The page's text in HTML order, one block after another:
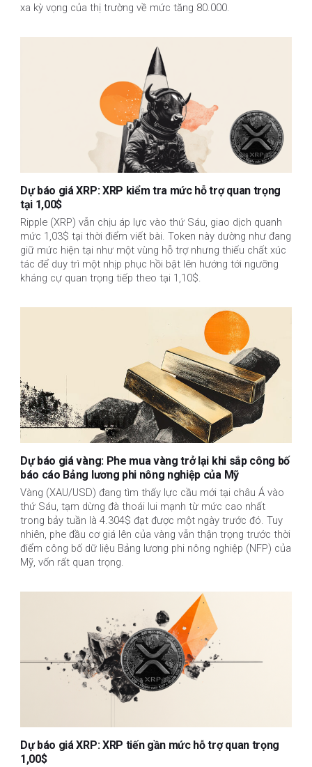
xa kỳ vọng của thị trường về mức tăng 80.000.
Dự báo giá XRP: XRP kiểm tra mức hỗ trợ quan trọng
tại 1,00$
Ripple (XRP) vẫn chịu áp lực vào thứ Sáu, giao dịch quanh
mức 1,03$ tại thời điểm viết bài. Token này dường như đang
giữ mức hiện tại như một vùng hỗ trợ nhưng thiếu chất xúc
tác để duy trì một nhịp phục hồi bật lên hướng tới ngưỡng
kháng cự quan trọng tiếp theo tại 1,10$.
Dự báo giá vàng: Phe mua vàng trở lại khi sắp công bố
báo cáo Bảng lương phi nông nghiệp của Mỹ
Vàng (XAU/USD) đang tìm thấy lực cầu mới tại châu Á vào
thứ Sáu, tạm dừng đà thoái lui mạnh từ mức cao nhất
trong bảy tuần là 4.304$ đạt được một ngày trước đó. Tuy
nhiên, phe đầu cơ giá lên của vàng vẫn thận trọng trước thời
điểm công bố dữ liệu Bảng lương phi nông nghiệp (NFP) của
Mỹ, vốn rất quan trọng.
Dự báo giá XRP: XRP tiến gần mức hỗ trợ quan trọng
1,00$